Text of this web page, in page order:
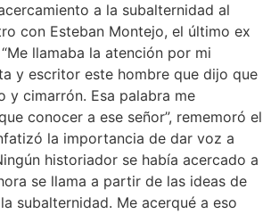
a la subalternidad al
con Esteban Montejo, el último ex
llamaba la atención por mi
y escritor este hombre que dijo que
y cimarrón. Esa palabra me
conocer a ese señor”, rememoró el
la importancia de dar voz a
historiador se había acercado a
se llama a partir de las ideas de
subalternidad. Me acerqué a eso